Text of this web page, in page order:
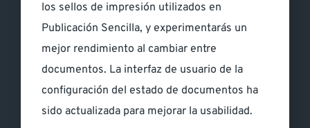
los sellos de impresión utilizados en
Publicación Sencilla, y experimentarás un
mejor rendimiento al cambiar entre
documentos. La interfaz de usuario de la
configuración del estado de documentos ha
sido actualizada para mejorar la usabilidad.